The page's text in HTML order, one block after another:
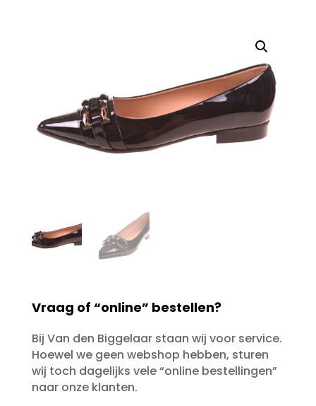
Vraag of “online” bestellen?
Bij Van den Biggelaar staan wij voor service.
Hoewel we geen webshop hebben, sturen
wij toch dagelijks vele “online bestellingen”
naar onze klanten.